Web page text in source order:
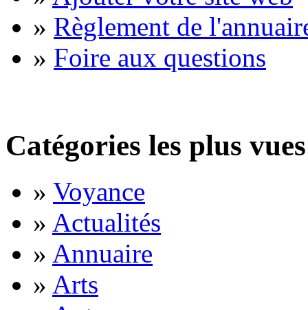
» Règlement de
» Foire aux questions
Catégories les plus vues
» Voyance
» Actualités
» Annuaire
» Arts